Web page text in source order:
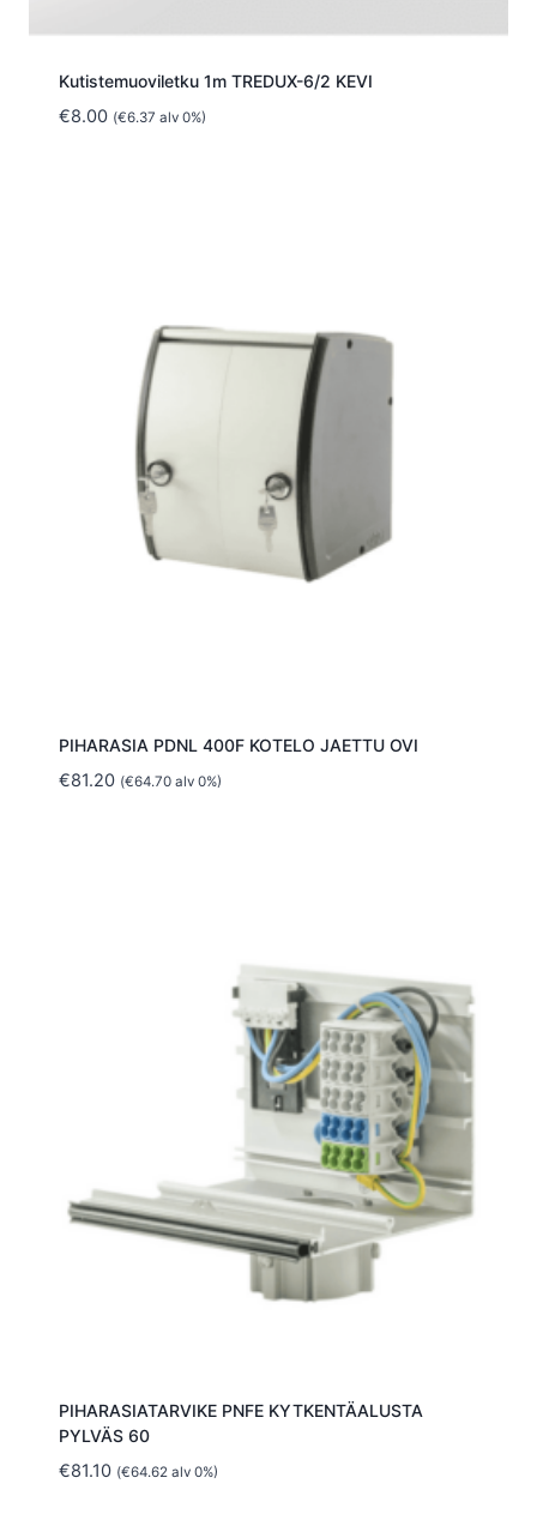
Kutistemuoviletku 1m TREDUX-6/2 KEVI
€8.00 (€6.37 alv 0%)
PIHARASIA PDNL 400F KOTELO JAETTU OVI
€81.20 (€64.70alv 0%)
PIHARASIATARVIKE PNFE KYTKENTÄALUSTA
PYLVÄS 60
€81.10 (€64.62 alv 0%)